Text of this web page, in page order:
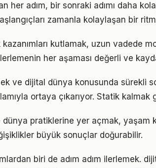
her adım, bir sonraki adımı daha
zamanla kolaylaşan bir
kutlamak, uzun vadede
her aşaması değerli ve
ve dijital dünya konusunda sürekli
ortaya çıkarıyor. Statik kalmak
pratiklerine yer açmak, yaşam
büyük sonuçlar doğurabilir.
biri de adım adım ilerlemek.